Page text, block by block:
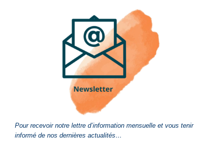
Pour recevoir notre lettre d’information mensuelle et vous tenir
informé de nos dernières actualités…